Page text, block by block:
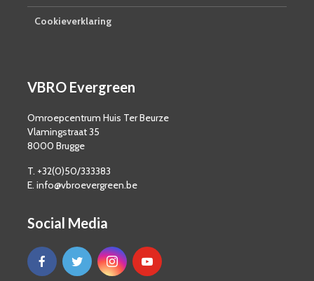
Cookieverklaring
VBRO Evergreen
Omroepcentrum Huis Ter Beurze
Vlamingstraat 35
8000 Brugge
T. +32(0)50/333383
E. info@vbroevergreen.be
Social Media